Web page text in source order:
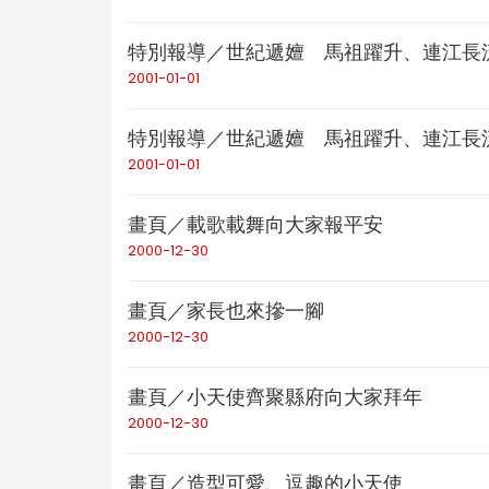
特別報導／世紀遞嬗 馬祖躍升、連江長
2001-01-01
特別報導／世紀遞嬗 馬祖躍升、連江長
2001-01-01
畫頁／載歌載舞向大家報平安
2000-12-30
畫頁／家長也來摻一腳
2000-12-30
畫頁／小天使齊聚縣府向大家拜年
2000-12-30
畫頁／造型可愛、逗趣的小天使